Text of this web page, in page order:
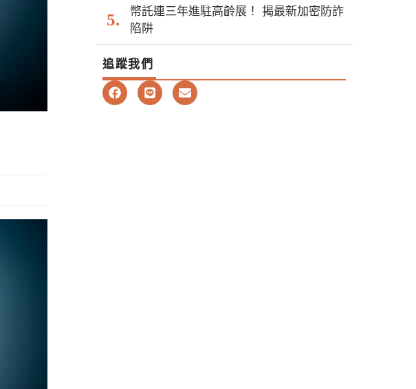
幣託連三年進駐高齡展！ 揭最新加密防詐
陷阱
追蹤我們
F
a
L
i
E
n